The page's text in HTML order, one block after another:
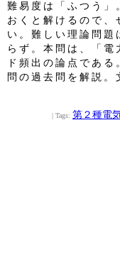
難易度は「ふつう」
おくと解けるので、
い。難しい理論問題
らず。本問は、「電
ド頻出の論点であ
問の過去問を解説。
| Tags: 第２種電